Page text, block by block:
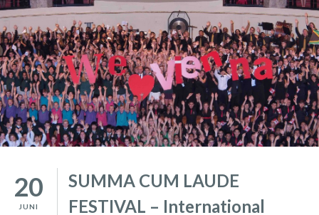
20
JUNI
SUMMA CUM LAUDE
FESTIVAL – International